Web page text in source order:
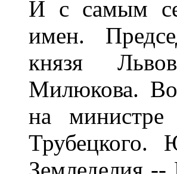
И с самым
имен.
князя
Милюкова.
на
Трубецкого.